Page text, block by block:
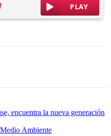
encuentra la nueva generación
Ambiente